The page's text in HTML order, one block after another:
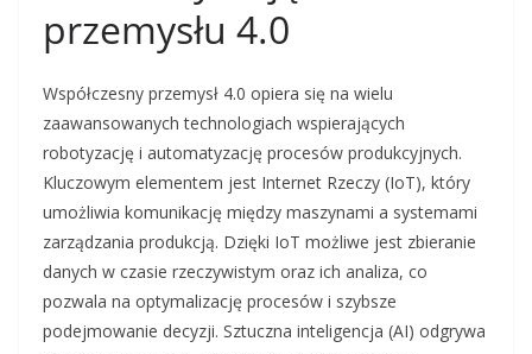
przemysłu 4.0
Współczesny przemysł 4.0 opiera się na wielu
zaawansowanych technologiach wspierających
robotyzację i automatyzację procesów produkcyjnych.
Kluczowym elementem jest Internet Rzeczy (IoT), który
umożliwia komunikację między maszynami a systemami
zarządzania produkcją. Dzięki IoT możliwe jest zbieranie
danych w czasie rzeczywistym oraz ich analiza, co
pozwala na optymalizację procesów i szybsze
podejmowanie decyzji. Sztuczna inteligencja (AI) odgrywa